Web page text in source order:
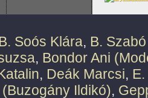
B. Soós Klára, B.
, Bondor Ani
, Deák Marcsi,
Ildikó),